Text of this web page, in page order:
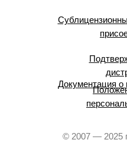
Документация
© 2007 — 2025